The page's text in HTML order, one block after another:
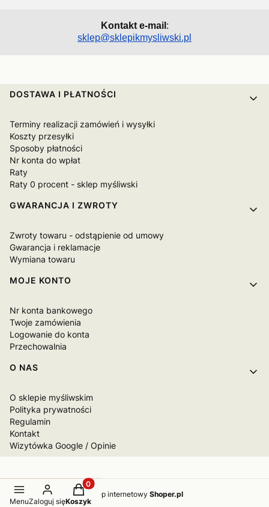
Kontakt e-mail :
sklep@sklepikmysliwski.pl
Linki w stopce
DOSTAWA I PŁATNOŚCI
Terminy realizacji zamówień i wysyłki
Koszty przesyłki
Sposoby płatności
Nr konta do wpłat
Raty
Raty 0 procent - sklep myśliwski
GWARANCJA I ZWROTY
Zwroty towaru - odstąpienie od umowy
Gwarancja i reklamacje
Wymiana towaru
MOJE KONTO
Nr konta bankowego
Twoje zamówienia
Logowanie do konta
Przechowalnia
O NAS
O sklepie myśliwskim
Polityka prywatności
Regulamin
Kontakt
Wizytówka Google / Opinie
Sklep internetowy Shoper.pl
MenuZaloguj się
Produkty w koszyku: 0. Zobacz szczegóły
Koszyk